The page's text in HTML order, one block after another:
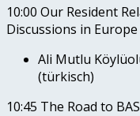
10:00 Our Resident
Discussions in Europe
Ali Mutlu
(türkisch)
10:45 The Road to